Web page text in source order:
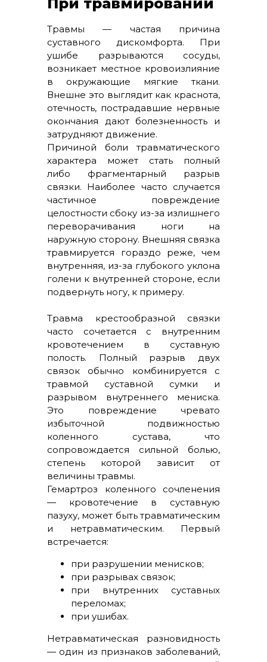
Травмы — частая причина
суставного дискомфорта. При
ушибе разрываются сосуды,
возникает местное кровоизлияние
в окружающие мягкие ткани.
Внешне это выглядит как краснота,
отечность, пострадавшие нервные
окончания дают болезненность и
затрудняют движение.
Причиной боли травматического
характера может стать полный
либо фрагментарный разрыв
связки. Наиболее часто случается
частичное повреждение
целостности сбоку из-за излишнего
переворачивания ноги на
наружную сторону. Внешняя связка
травмируется гораздо реже, чем
внутренняя, из-за глубокого уклона
голени к внутренней стороне, если
подвернуть ногу, к примеру.
Травма крестообразной связки
часто сочетается с внутренним
кровотечением в суставную
полость. Полный разрыв двух
связок обычно комбинируется с
травмой суставной сумки и
разрывом внутреннего мениска.
Это повреждение чревато
избыточной подвижностью
коленного сустава, что
сопровождается сильной болью,
степень которой зависит от
величины травмы.
Гемартроз коленного сочленения
— кровотечение в суставную
пазуху, может быть травматическим
и нетравматическим. Первый
встречается:
при разрушении менисков;
при разрывах связок;
при внутренних суставных
переломах;
при ушибах.
Нетравматическая разновидность
— один из признаков заболеваний,